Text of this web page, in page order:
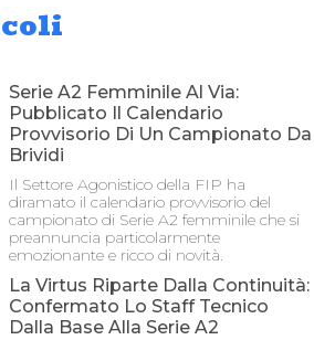
Serie A2 Femminile Al Via:
Pubblicato Il Calendario
Provvisorio Di Un Campionato Da
Brividi
Il Settore Agonistico della FIP ha
diramato il calendario provvisorio del
campionato di Serie A2 femminile che si
preannuncia particolarmente
emozionante e ricco di novità.
La Virtus Riparte Dalla Continuità:
Confermato Lo Staff Tecnico
Dalla Base Alla Serie A2